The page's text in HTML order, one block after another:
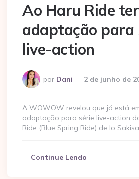
Ao Haru Ride
adaptação para
live-action
Postado
por
por Dani 2 de junho de
A WOWOW revelou que já está
adaptação para série live-action
Ride (Blue Spring Ride) de Io
Continue Lendo